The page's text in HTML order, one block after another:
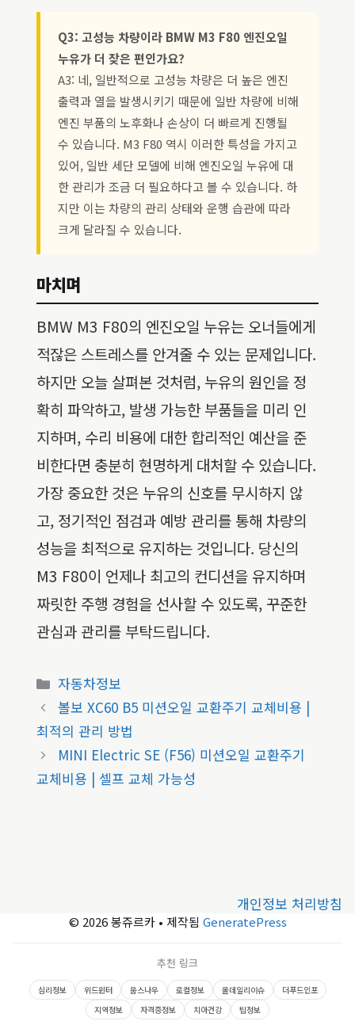
Q3: 고성능 차량이라 BMW M3 F80 엔진오일
누유가 더 잦은 편인가요?
A3: 네, 일반적으로 고성능 차량은 더 높은 엔진
출력과 열을 발생시키기 때문에 일반 차량에 비해
엔진 부품의 노후화나 손상이 더 빠르게 진행될
수 있습니다. M3 F80 역시 이러한 특성을 가지고
있어, 일반 세단 모델에 비해 엔진오일 누유에 대
한 관리가 조금 더 필요하다고 볼 수 있습니다. 하
지만 이는 차량의 관리 상태와 운행 습관에 따라
크게 달라질 수 있습니다.
마치며
BMW M3 F80의 엔진오일 누유는 오너들에게
적잖은 스트레스를 안겨줄 수 있는 문제입니다.
하지만 오늘 살펴본 것처럼, 누유의 원인을 정
확히 파악하고, 발생 가능한 부품들을 미리 인
지하며, 수리 비용에 대한 합리적인 예산을 준
비한다면 충분히 현명하게 대처할 수 있습니다.
가장 중요한 것은 누유의 신호를 무시하지 않
고, 정기적인 점검과 예방 관리를 통해 차량의
성능을 최적으로 유지하는 것입니다. 당신의
M3 F80이 언제나 최고의 컨디션을 유지하며
짜릿한 주행 경험을 선사할 수 있도록, 꾸준한
관심과 관리를 부탁드립니다.
카
테
고
리
자동차정보
볼보 XC60 B5 미션오일 교환주기 교체비용 |
최적의 관리 방법
MINI Electric SE (F56) 미션오일 교환주기
교체비용 | 셀프 교체 가능성
개인정보 처리방침
© 2026 봉쥬르카• 제작됨 GeneratePress
추천 링크
심리정보 위드윈터 웁스나우 로컬정보 올데일리이슈
더푸드인포
지역정보
자격증정보 치아건강 팁정보